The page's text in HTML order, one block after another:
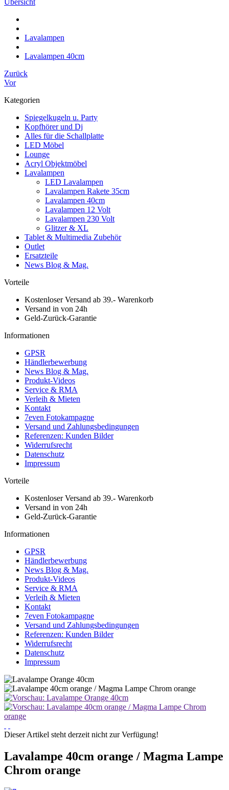
Übersicht
Lavalampen
Lavalampen 40cm
Zurück
Vor
Kategorien
Spiegelkugeln u. Party
Kopfhörer und Dj
Alles für die Schallplatte
LED Möbel
Lounge
Acryl Objektmöbel
Lavalampen
LED Lavalampen
Lavalampen Rakete 35cm
Lavalampen 40cm
Lavalampen 12 Volt
Lavalampen 230 Volt
Glitzer & XL
Tablet & Multimedia Zubehör
Outlet
Ersatzteile
News Blog & Mag.
Vorteile
Kostenloser Versand ab 39.- Warenkorb
Versand in von 24h
Geld-Zurück-Garantie
Informationen
GPSR
Händlerbewerbung
News Blog & Mag.
Produkt-Videos
Service & RMA
Verleih & Mieten
Kontakt
7even Fotokampagne
Versand und Zahlungsbedingungen
Referenzen: Kunden Bilder
Widerrufsrecht
Datenschutz
Impressum
Vorteile
Kostenloser Versand ab 39.- Warenkorb
Versand in von 24h
Geld-Zurück-Garantie
Informationen
GPSR
Händlerbewerbung
News Blog & Mag.
Produkt-Videos
Service & RMA
Verleih & Mieten
Kontakt
7even Fotokampagne
Versand und Zahlungsbedingungen
Referenzen: Kunden Bilder
Widerrufsrecht
Datenschutz
Impressum
Dieser Artikel steht derzeit nicht zur Verfügung!
Lavalampe 40cm orange / Magma Lampe
Chrom orange